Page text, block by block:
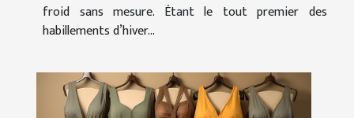
froid sans mesure. Étant le tout premier des
habillements d’hiver...